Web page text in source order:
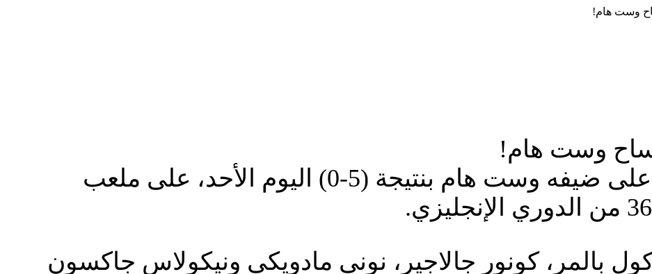
وست هام!
وست هام!
حقق تشيلسي، فوزا ساحقا على ضيفه وست هام بنتيجة (5-0) اليوم الأحد، على ملعب
بالمر، كونور جالاجير، نوني مادويكي ونيكولاس جاكسون